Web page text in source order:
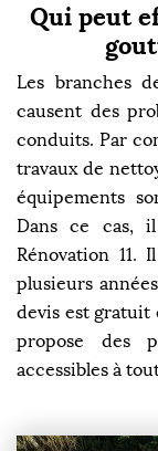
Qui peut
Les branches
causent des
conduits. Par
travaux de
équipements
Dans ce cas,
Rénovation
plusieurs
devis est gratuit
propose des
accessibles à